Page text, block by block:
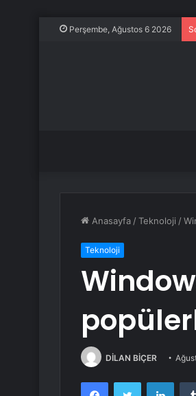
Perşembe, Ağustos 6 2026
Anasayfa /Teknoloji /
Teknoloji
DİLAN BİÇER
FacebookTwitter